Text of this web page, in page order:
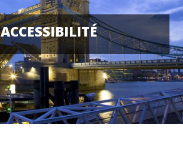
ACCESSIBILITÉ